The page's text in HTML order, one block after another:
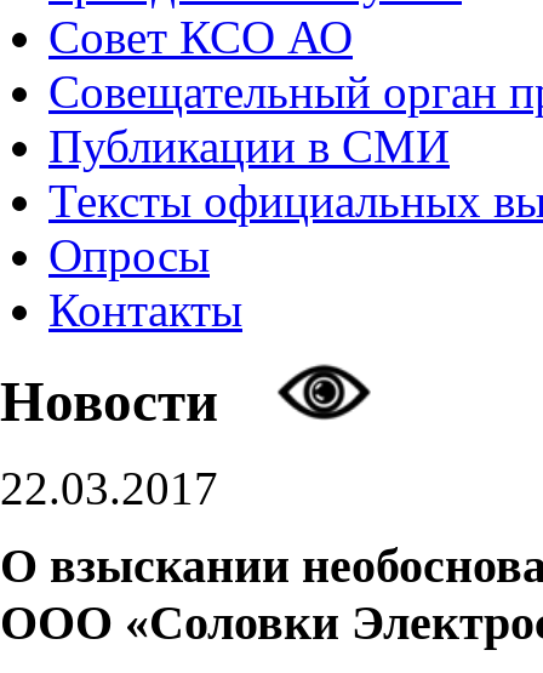
Совет КСО АО
Совещательный орган
Публикации в СМИ
Тексты официальных
Опросы
Контакты
Новости
22.03.2017
О взыскании
ООО «Соловки